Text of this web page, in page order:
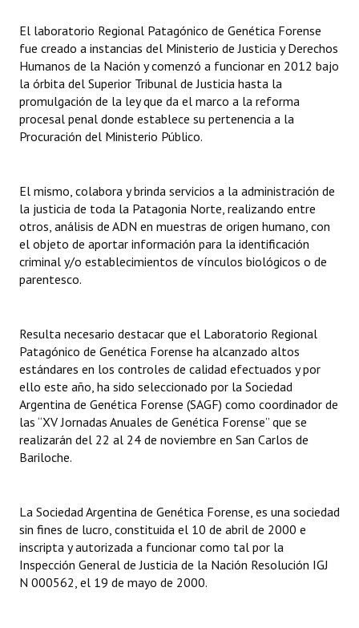
NORMATIVA
Comunicaciones
Declaraciones
INSTITUCIONAL
Antiguos Pobladores
Noticias Destacadas
Datos Históricos
Premio al Mérito - Registro
Audiencias Públicas - Registro
Mujeres que Dejaron Huellas - Registro
Ciudadano Ilustre - Registro
Banca del Vecino - Registro
Huéspedes de Honor - Registro
El laboratorio Regional Patagónico de Genética Forense
fue creado a instancias del Ministerio de Justicia y Derechos
Humanos de la Nación y comenzó a funcionar en 2012 bajo
la órbita del Superior Tribunal de Justicia hasta la
promulgación de la ley que da el marco a la reforma
procesal penal donde establece su pertenencia a la
Procuración del Ministerio Público.
El mismo, colabora y brinda servicios a la administración de
la justicia de toda la Patagonia Norte, realizando entre
otros, análisis de ADN en muestras de origen humano, con
el objeto de aportar información para la identificación
criminal y/o establecimientos de vínculos biológicos o de
parentesco.
Resulta necesario destacar que el Laboratorio Regional
Patagónico de Genética Forense ha alcanzado altos
estándares en los controles de calidad efectuados y por
ello este año, ha sido seleccionado por la Sociedad
Argentina de Genética Forense (SAGF) como coordinador de
las “XV Jornadas Anuales de Genética Forense” que se
realizarán del 22 al 24 de noviembre en San Carlos de
Bariloche.
La Sociedad Argentina de Genética Forense, es una sociedad
sin fines de lucro, constituida el 10 de abril de 2000 e
inscripta y autorizada a funcionar como tal por la
Inspección General de Justicia de la Nación Resolución IGJ
N 000562, el 19 de mayo de 2000.